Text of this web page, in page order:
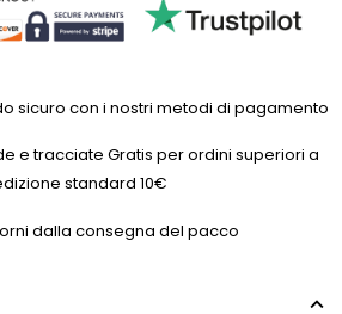
sicuro con i nostri metodi di pagamento
e tracciate Gratis per ordini superiori a
standard 10€
dalla consegna del pacco